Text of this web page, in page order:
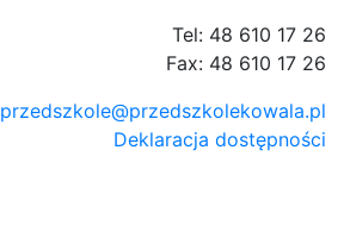
Tel: 48 610 17 26
Fax: 48 610 17 26
przedszkole@przedszkolekowala.pl
Deklaracja dostępności